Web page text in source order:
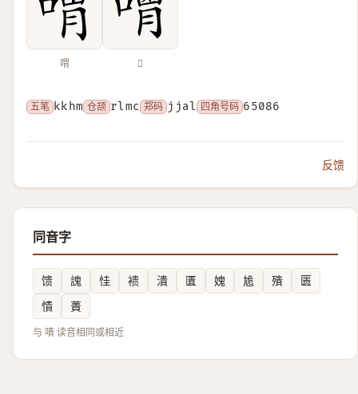
喟 𠿥
五笔 kkhm 仓颉 rlmc 郑码 jjal 四角号码 65086
反馈
同音字
馈 謉 㤬 䙌 潰 匱 媿 尯 殨
匮
憒
蕢
与 嘳 读音相同或相近